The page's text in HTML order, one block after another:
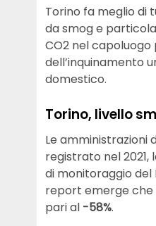
Torino fa meglio di
da smog e
CO2 nel
dell’inquinamento
domestico.
Torino, livello
Le amministrazioni
registrato nel
di monitoraggio del
report emerge che
pari al -58%.